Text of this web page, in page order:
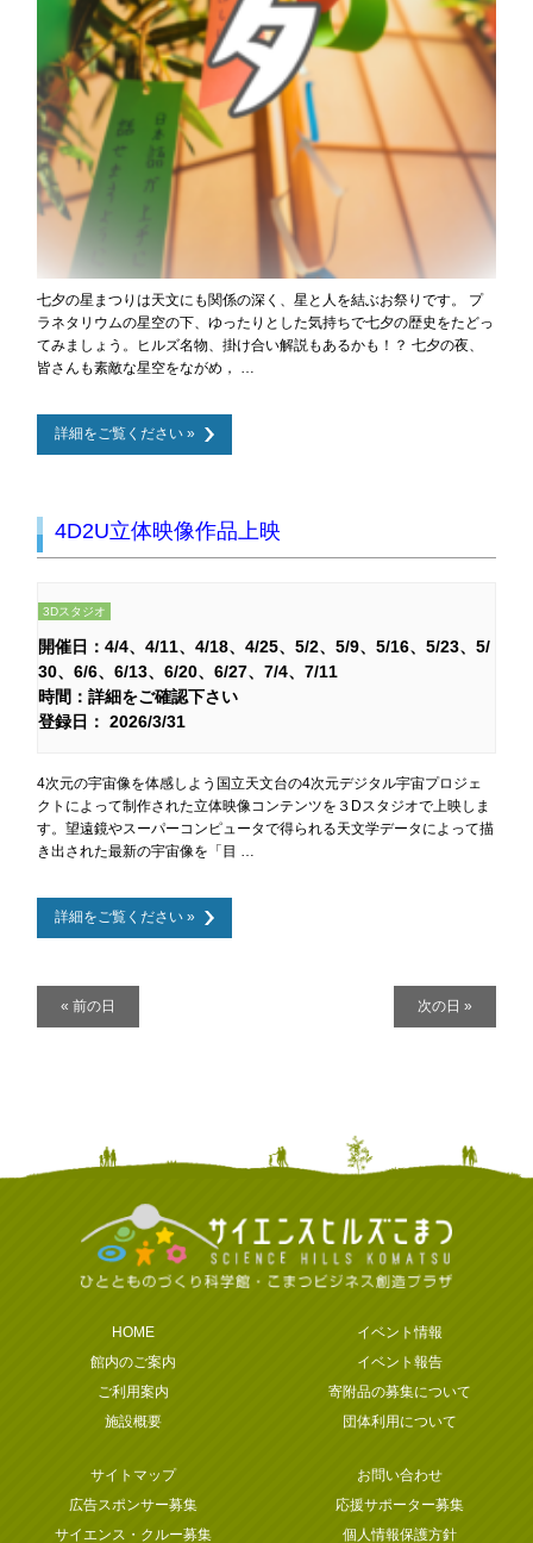
七夕の星まつりは天文にも関係の深く、星と人を結ぶお祭りです。 プ
ラネタリウムの星空の下、ゆったりとした気持ちで七夕の歴史をたどっ
てみましょう。ヒルズ名物、掛け合い解説もあるかも！？ 七夕の夜、
皆さんも素敵な星空をながめ， …
詳細をご覧ください »
4D2U立体映像作品上映
3Dスタジオ
開催日：4/4 4/11 4/18 4/25 5/2 5/9 5/16 5/23
5/
30
6/6 6/13 6/20 6/27 7/4
7/11
時間：詳細をご確認下さい
登録日： 2026/3/31
4次元の宇宙像を体感しよう国立天文台の4次元デジタル宇宙プロジェ
クトによって制作された立体映像コンテンツを３Dスタジオで上映しま
す。望遠鏡やスーパーコンピュータで得られる天文学データによって描
き出された最新の宇宙像を「目 …
詳細をご覧ください »
ナ
« 前の日 次の日 »
HOME
イベント情報
館内のご案内
イベント報告
ご利用案内
寄附品の募集について
施設概要
団体利用について
サイトマップ
お問い合わせ
広告スポンサー募集
応援サポーター募集
サイエンス・クルー募集
個人情報保護方針